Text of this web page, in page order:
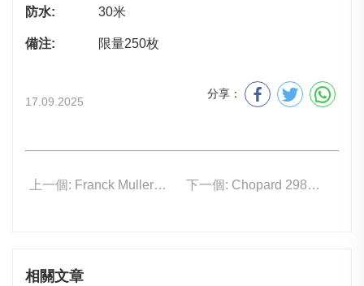
防水: 30米
備注: 限量250枚
17.09.2025
分享：
上一個: Franck Muller V 41 S S6 AT FO SFUMATO (OL) – 5N 下一個: Chopard 298600-3001
相關文章